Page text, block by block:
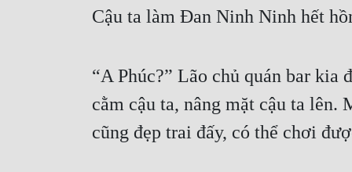
Cậu ta làm Đan Ninh Ninh hết
“A Phúc?” Lão chủ quán bar kia
cằm cậu ta, nâng mặt cậu ta lên.
cũng đẹp trai đấy, có thể chơi